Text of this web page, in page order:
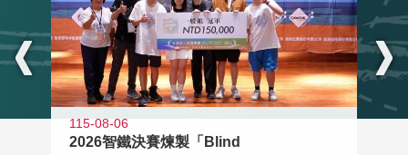
115-08-06
2026智鐵決賽煉製「Blind